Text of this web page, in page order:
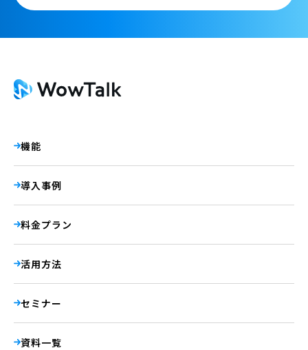
機能
導入事例
料金プラン
活用方法
セミナー
資料一覧